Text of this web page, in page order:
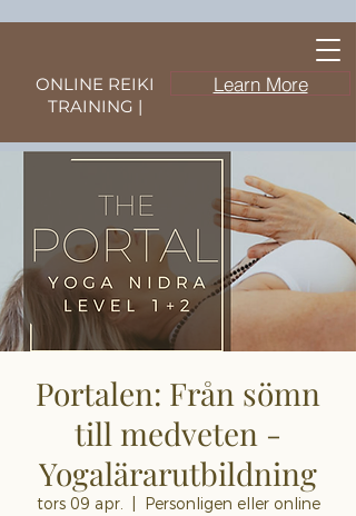
ONLINE REIKI
TRAINING |
Learn More
Portalen: Från sömn
till medveten -
Yogalärarutbildning
tors 09 apr.
Personligen eller online